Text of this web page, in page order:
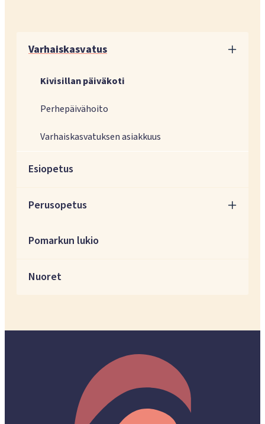
Varhaiskasvatus
Kivisillan päiväkoti
Perhepäivähoito
Varhaiskasvatuksen asiakkuus
Esiopetus
Perusopetus
Pomarkun lukio
Nuoret